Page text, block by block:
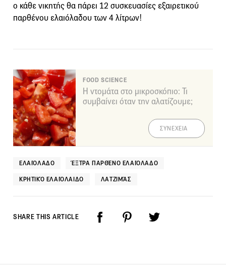
ο κάθε νικητής θα πάρει 12 συσκευασίες εξαιρετικού
παρθένου ελαιόλαδου των 4 λίτρων!
FOOD SCIENCE
Η ντομάτα στο μικροσκόπιο: Τι
συμβαίνει όταν την αλατίζουμε;
ΣΥΝΕΧΕΙΑ
ΕΛΑΙΌΛΑΔΟ ΈΞΤΡΑ ΠΑΡΘΈΝΟ ΕΛΑΙΌΛΑΔΟ
ΚΡΗΤΙΚΌ ΕΛΑΙΌΛΑΙΔΟ ΛΑΤΖΙΜΆΣ
SHARE THIS ARTICLE